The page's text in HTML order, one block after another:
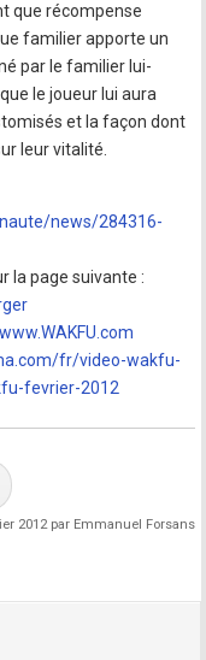
que récompense
familier apporte un
par le familier lui-
le joueur lui aura
et la façon dont
leur vitalité.
news/284316-
la page suivante :
www.WAKFU.com
fr/video-wakfu-
fevrier-2012
2012 par Emmanuel Forsans